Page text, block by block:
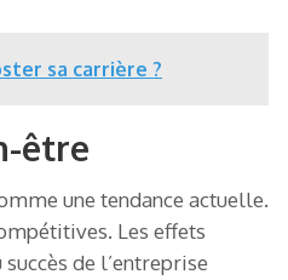
sa carrière ?
être
une tendance actuelle.
Les effets
de l’entreprise